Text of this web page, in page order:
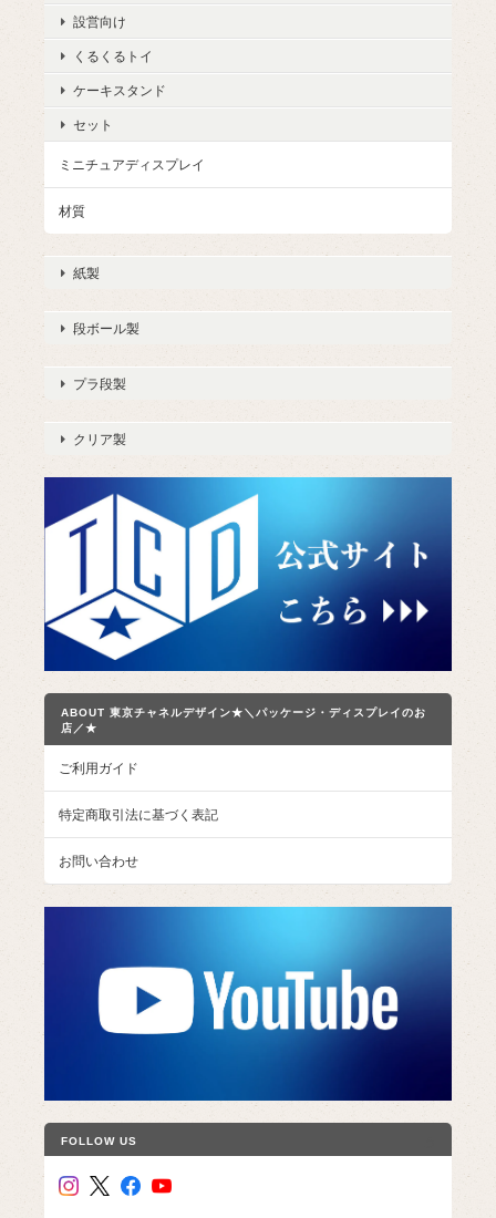
設営向け
くるくるトイ
ケーキスタンド
セット
ミニチュアディスプレイ
材質
紙製
段ボール製
プラ段製
クリア製
ABOUT 東京チャネルデザイン★＼パッケージ・ディスプレイのお
店／★
ご利用ガイド
特定商取引法に基づく表記
お問い合わせ
FOLLOW US